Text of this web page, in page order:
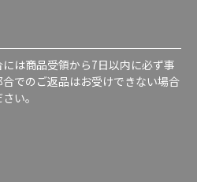
は商品受領から7日以内に必ず事
でのご返品はお受けできない場合
い。